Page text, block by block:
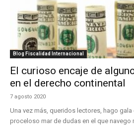
Blog Fiscalidad Internacional
El curioso encaje de
en el derecho continental
7 agosto 2020
Una vez más, queridos lectores, hago gala
proceloso mar de dudas en el que navego